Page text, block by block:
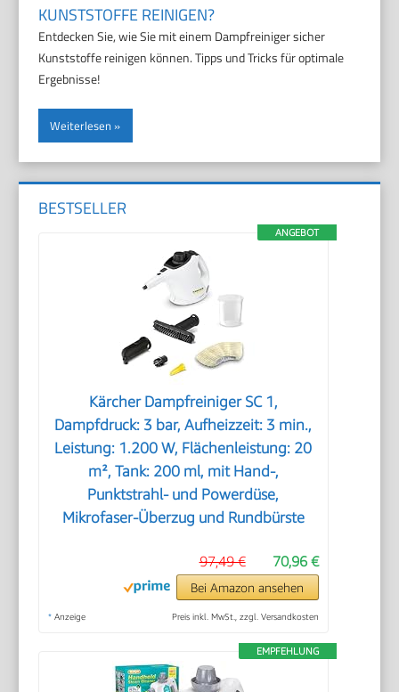
KUNSTSTOFFE REINIGEN?
Entdecken Sie, wie Sie mit einem Dampfreiniger sicher
Kunststoffe reinigen können. Tipps und Tricks für optimale
Ergebnisse!
Weiterlesen
BESTSELLER
ANGEBOT
Kärcher Dampfreiniger SC 1,
Dampfdruck: 3 bar, Aufheizzeit: 3 min.,
Leistung: 1.200 W, Flächenleistung: 20
m², Tank: 200 ml, mit Hand-,
Punktstrahl- und Powerdüse,
Mikrofaser-Überzug und Rundbürste
70,96 €
97,49 €
Bei Amazon ansehen
* Anzeige Preis inkl. MwSt., zzgl. Versandkosten
EMPFEHLUNG